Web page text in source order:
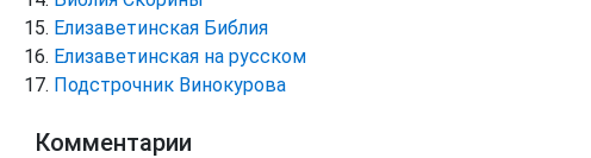
Елизаветинская Библия
Елизаветинская на русском
Подстрочник Винокурова
Комментарии